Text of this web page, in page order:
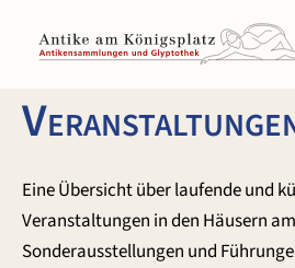
Inhalt
springen
Eine Übersicht über laufende und
Veranstaltungen in den Häusern
Sonderausstellungen und